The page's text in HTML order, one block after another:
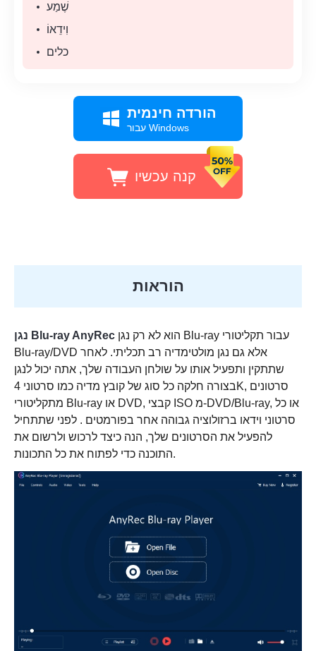
שֶׁמַע
וִידֵאוֹ
כלים
הורדה חינמית
עבור Windows
קנה עכשיו
הוראות
נגן Blu-ray AnyRec
Blu-ray/DVD אלא גם נגן מולטימדיה רב תכליתי. לאחר
שתתקין ותפעיל אותו על שולחן העבודה שלך, אתה יכול לנגן
בצורה חלקה כל סוג של קובץ מדיה כמו סרטוני 4K, סרטונים
מתקליטורי Blu-ray או DVD, קבצי ISO מ-DVD/Blu-ray, או כל
סרטוני וידאו ברזולוציה גבוהה אחר בפורמטים . לפני שתתחיל
להפעיל את הסרטונים שלך, הנה כיצד לרכוש ולרשום את
התוכנה כדי לפתוח את כל התכונות.